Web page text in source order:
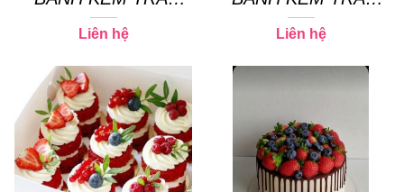
CÂY 08
Liên hệ
CÂY 21
Liên hệ